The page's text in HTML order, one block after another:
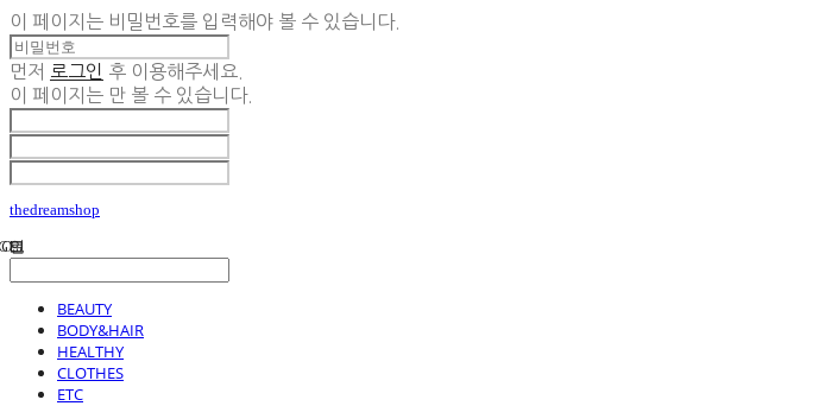
이 페이지는 비밀번호를 입력해야 볼 수 있습니다.
먼저 로그인 후 이용해주세요.
이 페이지는 만 볼 수 있습니다.
thedreamshop
BEAUTY
BODY&HAIR
HEALTHY
CLOTHES
ETC